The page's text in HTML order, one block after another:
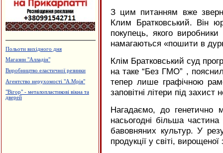
Лікувально-діагностичний центр
Лікувально-діагностичний центр
З цим питанням вже
Клим Братковський. Він
покупець, якого
намагаються «пошити в
Клім Братковський суд
на таке “Без ГМО” ,
тепер лише графічною
заповітні літери під захист
Нагадаємо, до генетично
насьогодні більша частина
бавовняних культур. У
продукції у світі,